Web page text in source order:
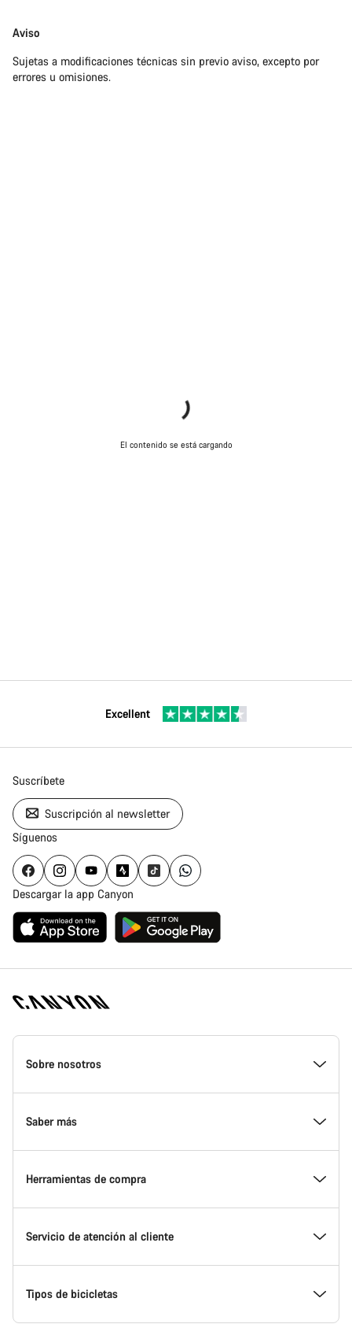
Aviso
Sujetas a modificaciones técnicas sin previo aviso, excepto por
errores u omisiones.
El contenido se está cargando
Excellent
Suscríbete
Suscripción al newsletter
Síguenos
Descargar la app Canyon
Canyon
Homepage
Sobre nosotros
Conoce Canyon
Innovación en Canyon
Canyon Factory Racing
Premios
Saber más
Eventos
Encuentra un punto de servicio Canyon
Equipos, deportistas y ciclistas
Herramientas de compra
Encuentra tu bicicleta
Bicicletas disponibles
Servicio de atención al cliente
Centro de ayuda
Tipos de bicicletas